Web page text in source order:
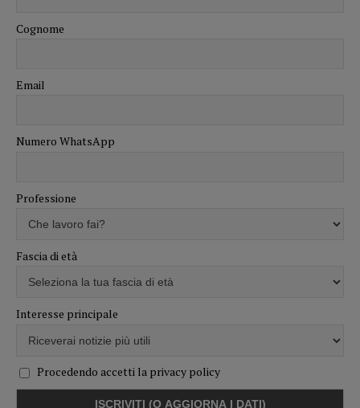
Cognome
Email
Numero WhatsApp
Professione
Fascia di età
Interesse principale
Procedendo accetti la privacy policy